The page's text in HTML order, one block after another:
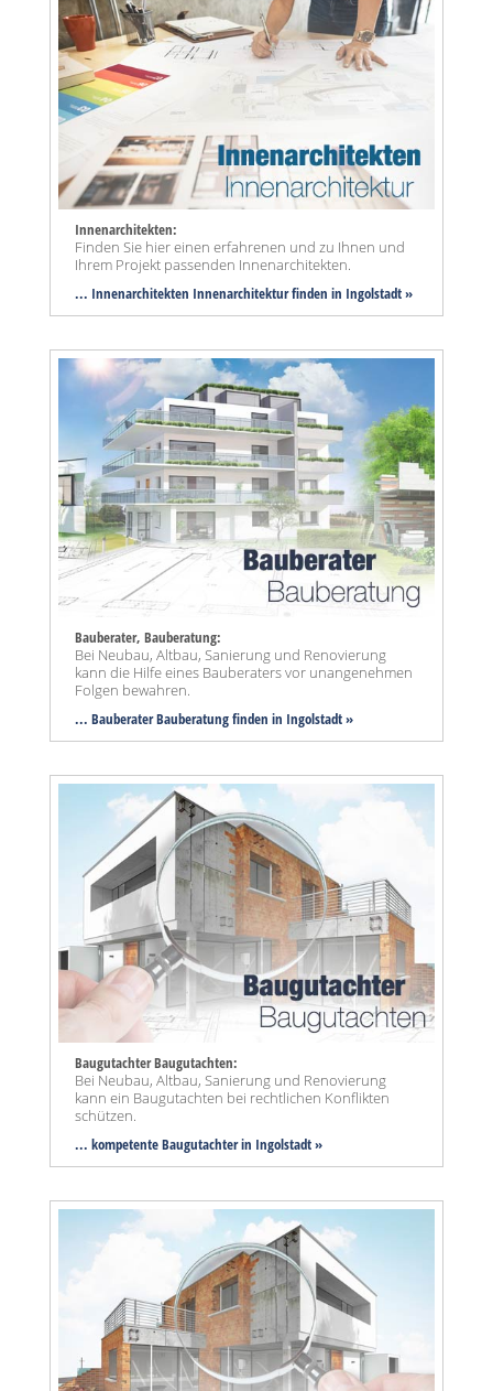
Innenarchitekten:
Finden Sie hier einen erfahrenen und zu Ihnen und
Ihrem Projekt passenden Innenarchitekten.
... Innenarchitekten Innenarchitektur finden in Ingolstadt »
Bauberater, Bauberatung:
Bei Neubau, Altbau, Sanierung und Renovierung
kann die Hilfe eines Bauberaters vor unangenehmen
Folgen bewahren.
... Bauberater Bauberatung finden in Ingolstadt »
Baugutachter Baugutachten:
Bei Neubau, Altbau, Sanierung und Renovierung
kann ein Baugutachten bei rechtlichen Konflikten
schützen.
... kompetente Baugutachter in Ingolstadt »